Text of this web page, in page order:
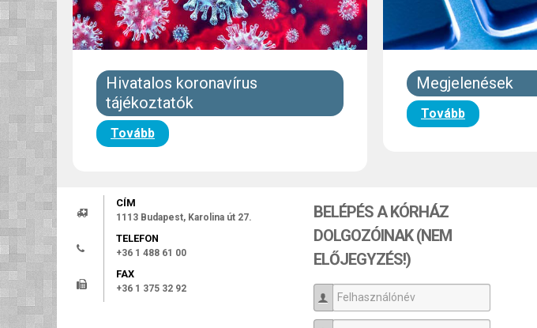
Hivatalos koronavírus
tájékoztatók
Tovább
Megjelenések
Tovább
CÍM
1113 Budapest, Karolina út 27.
TELEFON
+36 1 488 61 00
FAX
+36 1 375 32 92
BELÉPÉS A KÓRHÁZ
DOLGOZÓINAK (NEM
ELŐJEGYZÉS!)
Felhasználónév